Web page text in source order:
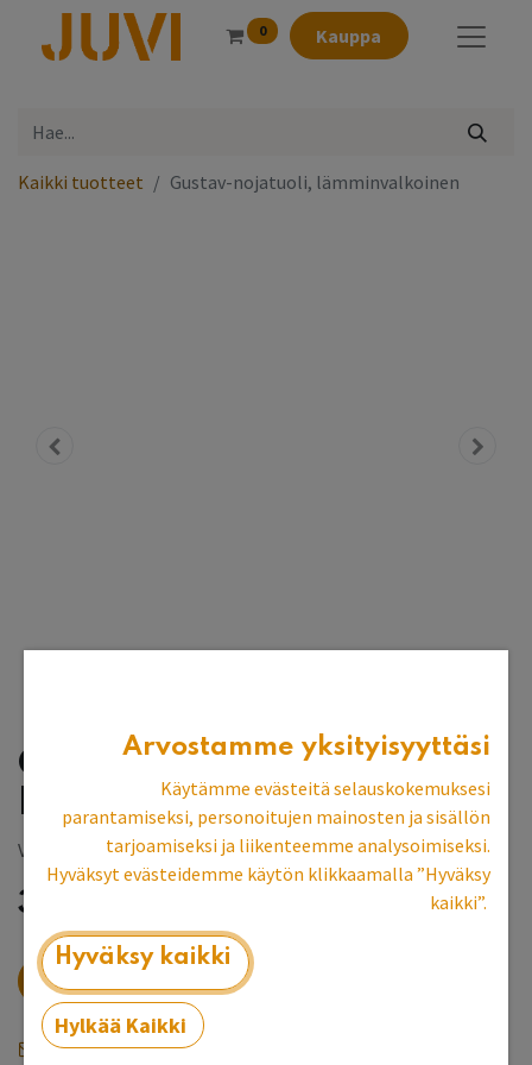
0 Kauppa
Kaikki tuotteet Gustav-nojatuoli, lämminvalkoinen
Gustav-nojatuoli,
lämminvalkoinen
Vintage tuote, II-laatu
317,93
Verkkokaupasta loppu, kysy myymälästä
Saat ilmoituksen kun tuotetta on jälleen varastossa
Arvostamme yksityisyyttäsi
Käytämme evästeitä selauskokemuksesi
parantamiseksi, personoitujen mainosten ja sisällön
tarjoamiseksi ja liikenteemme analysoimiseksi.
Hyväksyt evästeidemme käytön klikkaamalla ”Hyväksy
kaikki”.
Hyväksy kaikki
Hylkää Kaikki